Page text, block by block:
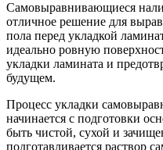
Самовыравнивающиеся
отличное решение для
пола перед укладкой
идеально ровную
укладки ламината и
будущем.
Процесс укладки
начинается с подготовки
быть чистой, сухой и
подготавливается раствор